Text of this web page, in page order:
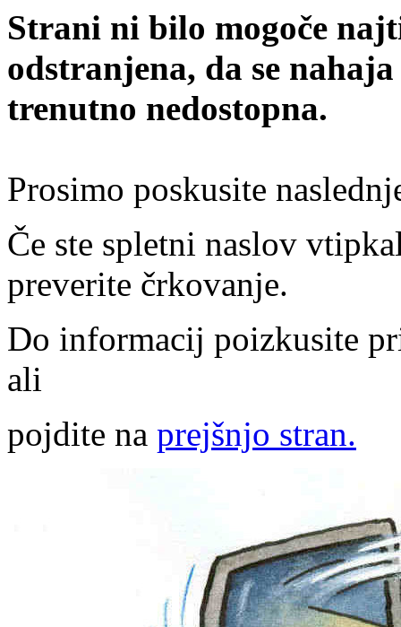
Strani ni bilo mogoče
odstranjena, da se
trenutno nedostopna.
Prosimo poskusite
Če ste spletni naslov
preverite črkovanje.
Do informacij poizkusite
ali
pojdite na prejšnjo stran.